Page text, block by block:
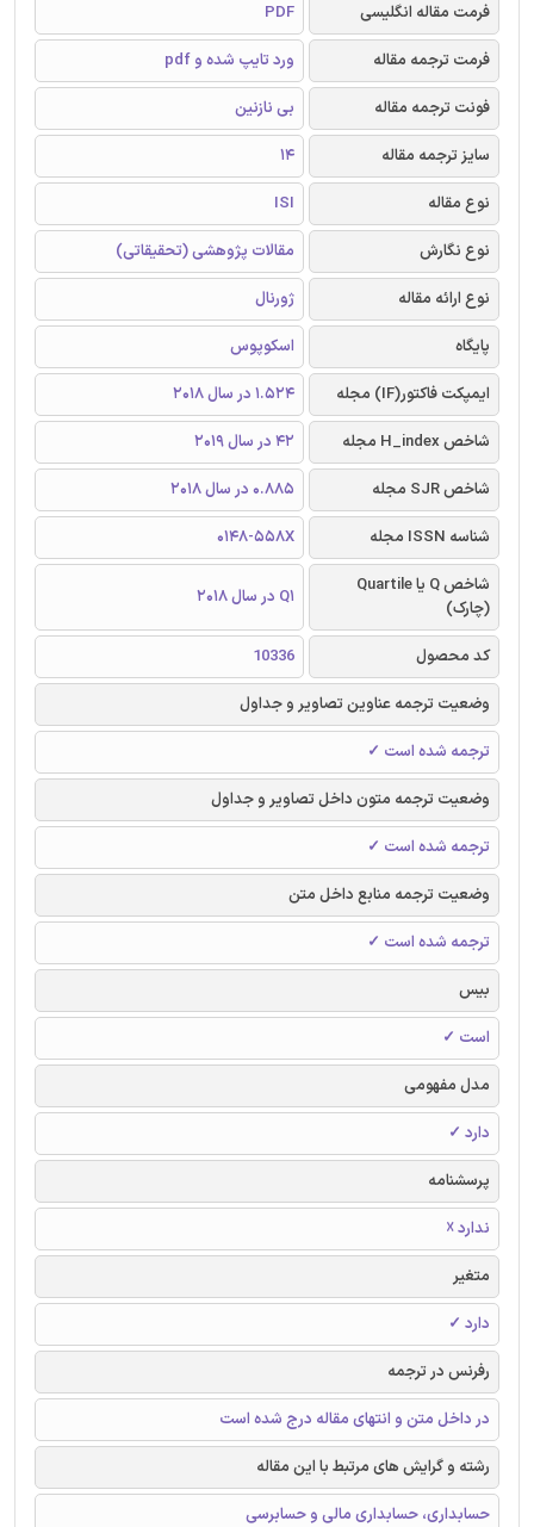
فرمت مقاله انگلیسی
PDF
فرمت ترجمه مقاله
ورد تایپ شده و pdf
فونت ترجمه مقاله
بی نازنین
سایز ترجمه مقاله
14
نوع مقاله
ISI
نوع نگارش
مقالات پژوهشی (تحقیقاتی)
نوع ارائه مقاله
ژورنال
پایگاه
اسکوپوس
ایمپکت فاکتور(IF) مجله
1.524 در سال 2018
شاخص H_index مجله
42 در سال 2019
شاخص SJR مجله
0.885 در سال 2018
شناسه ISSN مجله
0148-558X
شاخص Q یا Quartile
(چارک)
Q1 در سال 2018
کد محصول
10336
وضعیت ترجمه عناوین تصاویر و جداول
ترجمه شده است ✓
وضعیت ترجمه متون داخل تصاویر و جداول
ترجمه شده است ✓
وضعیت ترجمه منابع داخل متن
ترجمه شده است ✓
بیس
است ✓
مدل مفهومی
دارد ✓
پرسشنامه
ندارد ☓
متغیر
دارد ✓
رفرنس در ترجمه
در داخل متن و انتهای مقاله درج شده است
رشته و گرایش های مرتبط با این مقاله
حسابداری، حسابداری مالی و حسابرسی